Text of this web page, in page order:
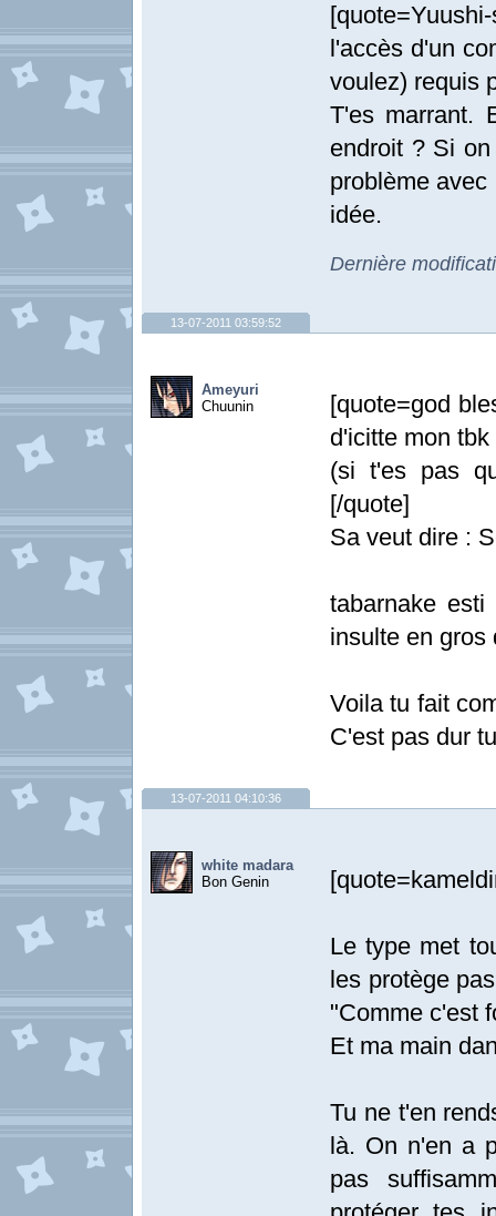
l'accès d'un
voulez) requis
T'es marrant.
endroit ? Si
problème
idée.
Dernière
13-07-2011 03:59:52
Ameyuri
Chuunin
[quote=god
d'icitte mon
(si t'es pas
[/quote]
Sa veut dire :
tabarnake
insulte en gros
Voila tu fait
C'est pas dur
13-07-2011 04:10:36
white madara
Bon Genin
Le type met
les protège
"Comme c'est
Et ma main
Tu ne t'en
là. On n'en a
pas